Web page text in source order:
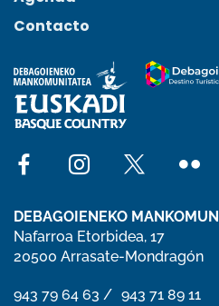
Contacto
Social network
SocialSocial
DEBAGOIENEKO
Nafarroa Etorbidea, 17
20500 Arrasate-Mondragón
phone number 943 79 64 63
943 79 64 63 phone number
943 71 89 11